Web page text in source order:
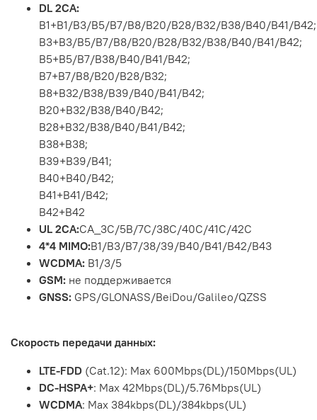
DL 2CA:
B1+B1/B3/B5/B7/B8/B20/B28/B32/B38/B40/B41/B42;
B3+B3/B5/B7/B8/B20/B28/B32/B38/B40/B41/B42;
B5+B5/B7/B38/B40/B41/B42;
B7+B7/B8/B20/B28/B32;
B8+B32/B38/B39/B40/B41/B42;
B20+B32/B38/B40/B42;
B28+B32/B38/B40/B41/B42;
B38+B38;
B39+B39/B41;
B40+B40/B42;
B41+B41/B42;
B42+B42
UL 2CA:CA_3C/5B/7C/38C/40C/41C/42C
4*4 MIMO:B1/B3/B7/38/39/B40/B41/B42/B43
WCDMA: B1/3/5
GSM: не поддерживается
GNSS: GPS/GLONASS/BeiDou/Galileo/QZSS
Скорость передачи данных:
LTE-FDD (Cat.12): Max 600Mbps(DL)/150Mbps(UL)
DC-HSPA+: Max 42Mbps(DL)/5.76Mbps(UL)
WCDMA: Max 384kbps(DL)/384kbps(UL)